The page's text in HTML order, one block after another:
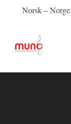
Norsk – Norge